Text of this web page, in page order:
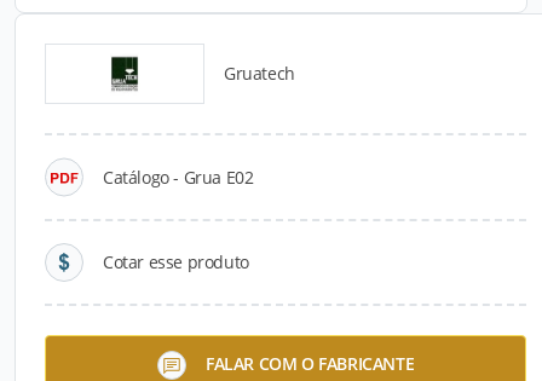
Gruatech
Catálogo - Grua E02
Cotar esse produto
FALAR COM O FABRICANTE
Detalhes do produto
A Grua E02, desenvolvida pela Gruatech, é ideal
qualquer tipo de estrutura, com até 100 metros